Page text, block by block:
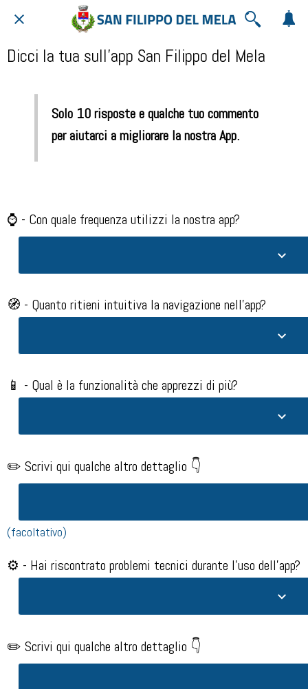
Dicci la tua sull'app San Filippo del Mela
Solo 10 risposte e qualche tuo commento
per aiutarci a migliorare la nostra App.
⌚ - Con quale frequenza utilizzi la nostra app?​
🧭 - Quanto ritieni intuitiva la navigazione nell'app?​
📱 - Qual è la funzionalità che apprezzi di più?​
✏️ Scrivi qui qualche altro dettaglio 👇
(facoltativo)
⚙️ - Hai riscontrato problemi tecnici durante l'uso dell'app?​
✏️ Scrivi qui qualche altro dettaglio 👇